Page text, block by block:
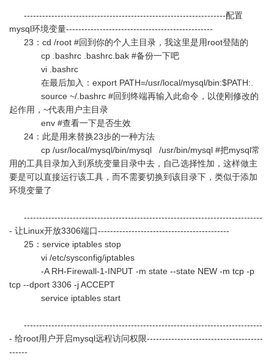
------------------------------------------------------------------配置
mysql环境变量------------------------------------------------
23：cd /root #回到你的个人主目录，我这里是用root登陆的
cp .bashrc .bashrc.bak #备份一下吧
vi .bashrc
在最后加入：export PATH=/usr/local/mysql/bin:$PATH:.
source ~/.bashrc #回到终端再输入此命令，以使刚修改的
起作用，~代表用户主目录
env #查看一下是否生效
24：此是用来替换23步的一种方法
cp /usr/local/mysql/bin/mysql /usr/bin/mysql #把mysql常
用的工具目录加入到系统变量目录中去，自己选择性加，这样做主
要是可以直接运行该工具，而不需要切换到该目录下，类似于添加
环境变量了
------------------------------------------------------------------------------
- 让Linux开放3306端口-------------------------------------------
25：service iptables stop
vi /etc/sysconfig/iptables
-A RH-Firewall-1-INPUT -m state --state NEW -m tcp -p
tcp --dport 3306 -j ACCEPT
service iptables start
------------------------------------------------------------------------------
- 给root用户开启mysql远程访问权限--------------------------------------
------